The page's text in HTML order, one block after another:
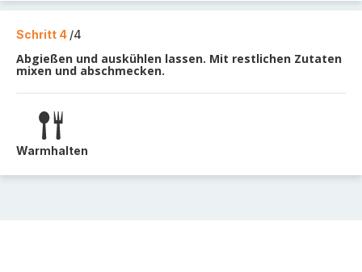
Schritt 4 /4
Abgießen und auskühlen lassen. Mit restlichen Zutaten
mixen und abschmecken.
Warmhalten